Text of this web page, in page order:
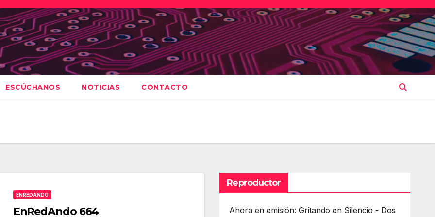
ESCÚCHANOS NOTICIAS CONTACTO
ENREDANDO
EnRedAndo 664
Reproductor
Ahora en emisión: Gritando en Silencio - Dos